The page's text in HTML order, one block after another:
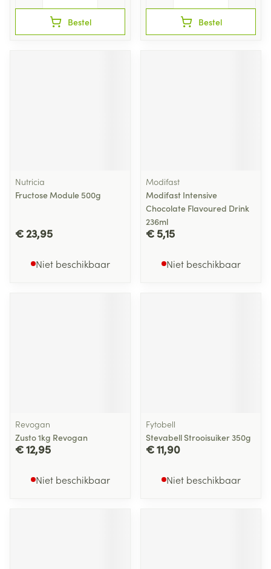
Bestel Bestel
Nutricia
Fructose Module 500g
€ 23,95
Niet beschikbaar
Modifast
Modifast Intensive
Chocolate Flavoured Drink
236ml
€ 5,15
Niet beschikbaar
Revogan
Zusto 1kg Revogan
€ 12,95
Niet beschikbaar
Fytobell
Stevabell Strooisuiker 350g
€ 11,90
Niet beschikbaar